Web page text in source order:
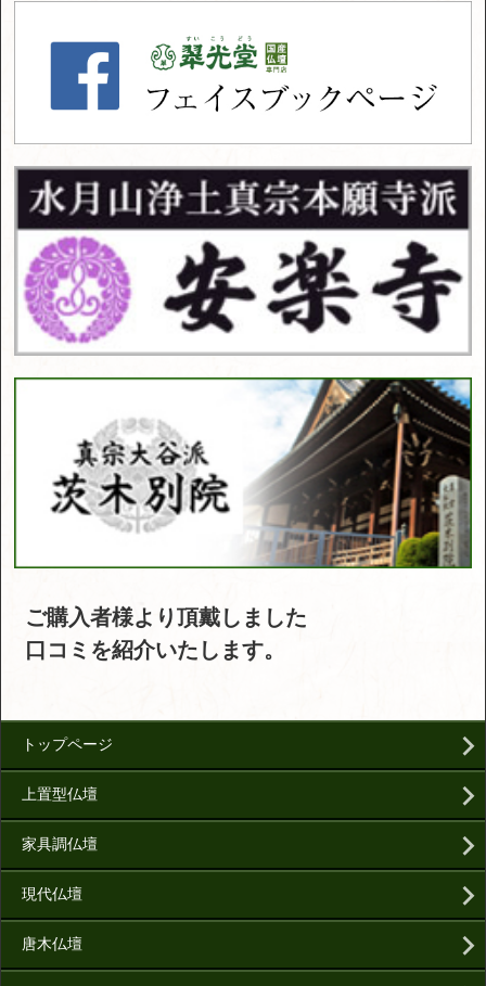
ご購入者様より頂戴しました
口コミを紹介いたします。
トップページ
上置型仏壇
家具調仏壇
現代仏壇
唐木仏壇